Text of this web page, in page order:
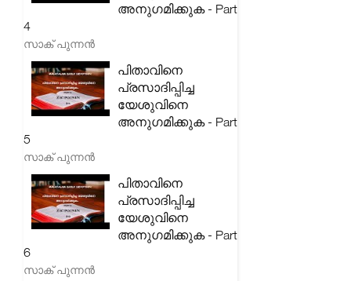
അനുഗമിക്കുക - Part
4
സാക് പുന്നൻ
പിതാവിനെ
പ്രസാദിപ്പിച്ച
യേശുവിനെ
അനുഗമിക്കുക - Part
5
സാക് പുന്നൻ
പിതാവിനെ
പ്രസാദിപ്പിച്ച
യേശുവിനെ
അനുഗമിക്കുക - Part
6
സാക് പുന്നൻ